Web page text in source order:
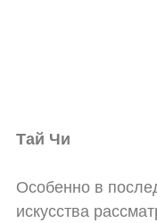
Тай Чи
Особенно в
искусства